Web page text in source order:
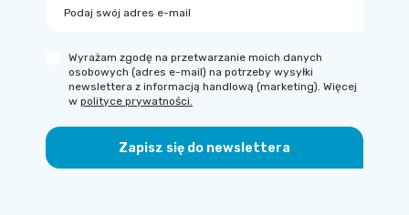
Podaj swój adres e-mail
Zapisz się do newslettera
Wyrażam zgodę na przetwarzanie moich danych
osobowych (adres e-mail) na potrzeby wysyłki
newslettera z informacją handlową (marketing). Więcej
w polityce prywatności.